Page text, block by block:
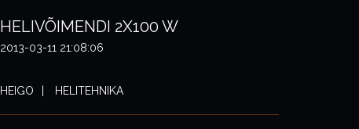
HELIVÕIMENDI 2X100 W
2013-03-11 21:08:06
HEIGO HELITEHNIKA